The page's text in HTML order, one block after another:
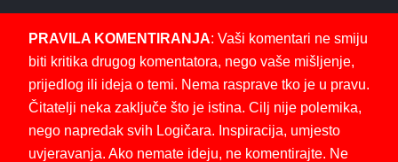
PRAVILA KOMENTIRANJA: Vaši komentari ne smiju
biti kritika drugog komentatora, nego vaše mišljenje,
prijedlog ili ideja o temi. Nema rasprave tko je u pravu.
Čitatelji neka zaključe što je istina. Cilj nije polemika,
nego napredak svih Logičara. Inspiracija, umjesto
uvjeravanja. Ako nemate ideju, ne komentirajte. Ne